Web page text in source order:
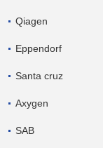
Qiagen
Eppendorf
Santa cruz
Axygen
SAB